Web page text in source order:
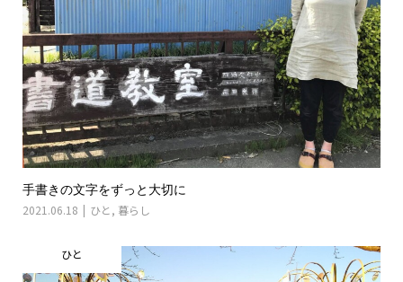
手書きの文字をずっと大切に
2021.06.18 ひと , 暮らし
ひと